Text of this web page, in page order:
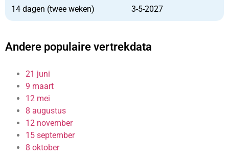
14 dagen (twee weken) 3-5-2027
Andere populaire vertrekdata
21 juni
9 maart
12 mei
8 augustus
12 november
15 september
8 oktober